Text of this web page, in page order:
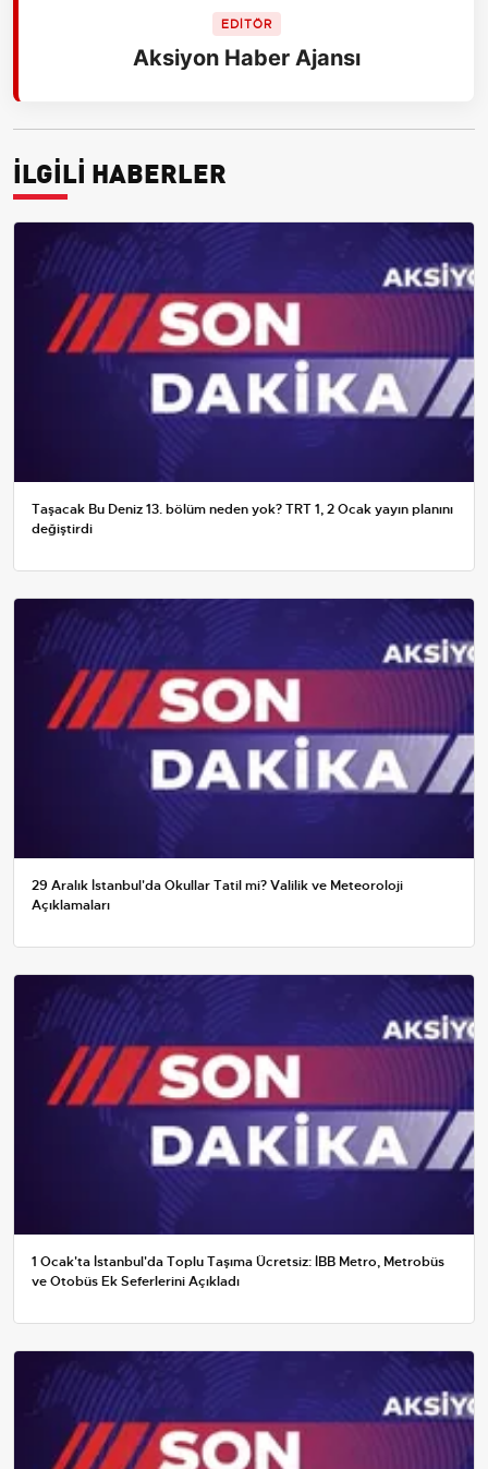
EDİTÖR
Aksiyon Haber Ajansı
İLGİLİ HABERLER
Taşacak Bu Deniz 13. bölüm neden yok? TRT 1, 2 Ocak yayın planını
değiştirdi
29 Aralık İstanbul'da Okullar Tatil mi? Valilik ve Meteoroloji
Açıklamaları
1 Ocak'ta İstanbul'da Toplu Taşıma Ücretsiz: İBB Metro, Metrobüs
ve Otobüs Ek Seferlerini Açıkladı